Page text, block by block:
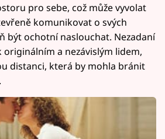
pro sebe, což může vyvolat
komunikovat o svých
být ochotní naslouchat. Nezadaní
a nezávislým lidem,
distanci, která by mohla bránit